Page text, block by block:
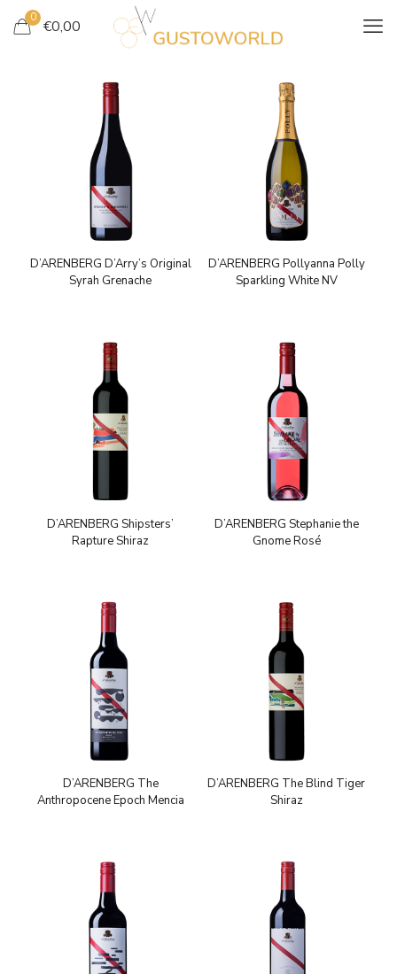
0 €0,00
D’ARENBERG D’Arry’s Original
Syrah Grenache
D’ARENBERG Pollyanna Polly
Sparkling White NV
D’ARENBERG Shipsters’
Rapture Shiraz
D’ARENBERG Stephanie the
Gnome Rosé
D’ARENBERG The
Anthropocene Epoch Mencia
D’ARENBERG The Blind Tiger
Shiraz